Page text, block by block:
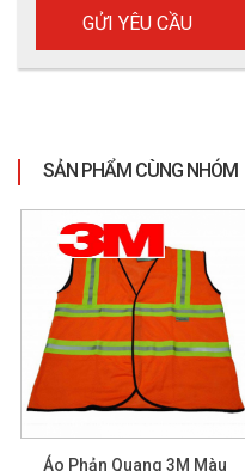
SẢN PHẨM CÙNG NHÓM
Áo Phản Quang 3M Màu